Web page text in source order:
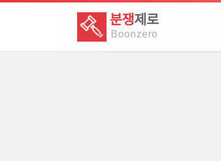
분쟁제로
Boonzero